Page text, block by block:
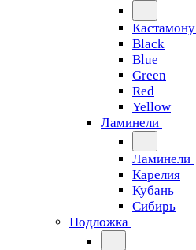
Кастамону
Black
Blue
Green
Red
Yellow
Ламинели
Ламинели
Карелия
Кубань
Сибирь
Подложка